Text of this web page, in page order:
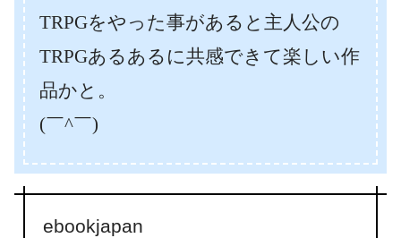
TRPGをやった事があると主人公の
TRPGあるあるに共感できて楽しい作
品かと。
(￣^￣)ゞ
ebookjapan